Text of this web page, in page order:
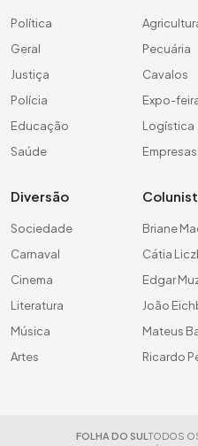
Política
Geral
Justiça
Polícia
Educação
Saúde
Pecuária
Cavalos
Expo-
Logística
Empresas
Diversão
Sociedade
Carnaval
Cinema
Literatura
Música
Artes
Briane
Cátia
Edgar
João
Mateus
Ricardo
FOLHA DO SUL TODOS